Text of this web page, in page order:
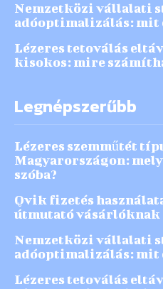
Nemzetközi vállalati
adóoptimalizálás: mit
Lézeres tetoválás
kisokos: mire
Legnépszerűbb
Lézeres szemműtét
Magyarországon:
szóba?
Qvik fizetés
útmutató vásárlóknak
Nemzetközi vállalati
adóoptimalizálás: mit
Lézeres tetoválás